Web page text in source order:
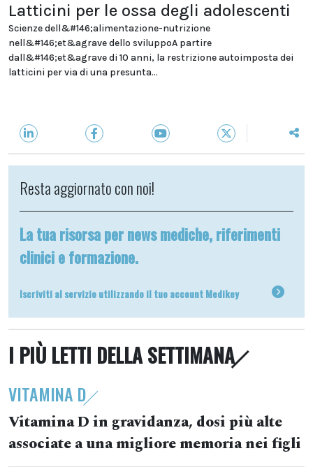
Latticini per le ossa degli adolescenti
Scienze dell&#146;alimentazione-nutrizione
nell&#146;et&agrave dello sviluppoA partire
dall&#146;et&agrave di 10 anni, la restrizione autoimposta dei
latticini per via di una presunta...
Resta aggiornato con noi!
La tua risorsa per news mediche, riferimenti
clinici e formazione.
Iscriviti al servizio utilizzando il tuo account Medikey
I PIÙ LETTI DELLA SETTIMANA
VITAMINA D
Vitamina D in gravidanza, dosi più alte
associate a una migliore memoria nei figli